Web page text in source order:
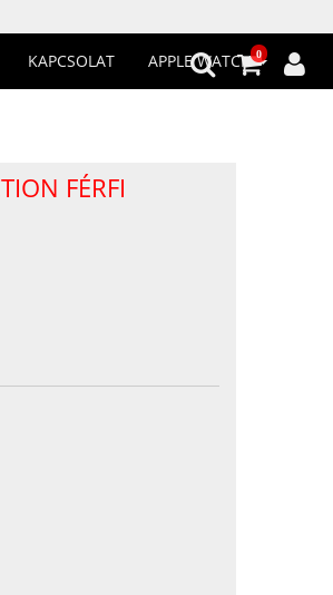
0
KAPCSOLAT APPLE WATCH
FÉRFI